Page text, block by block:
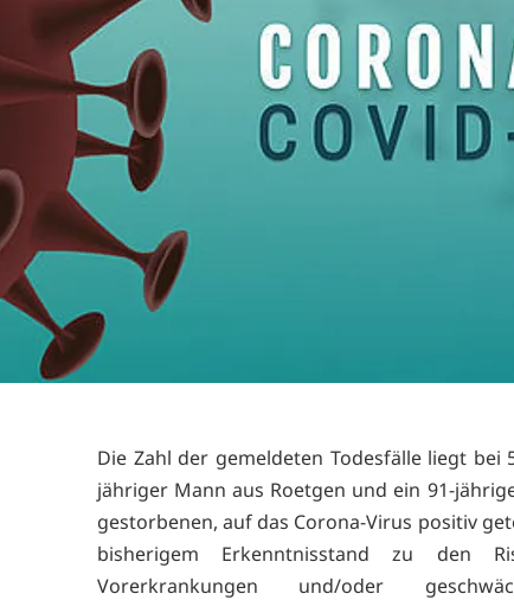
Die Zahl der gemeldeten Todesfälle liegt bei
jähriger Mann aus Roetgen und ein 91-
gestorbenen, auf das Corona-Virus positiv
bisherigem Erkenntnisstand zu den
Vorerkrankungen und/oder